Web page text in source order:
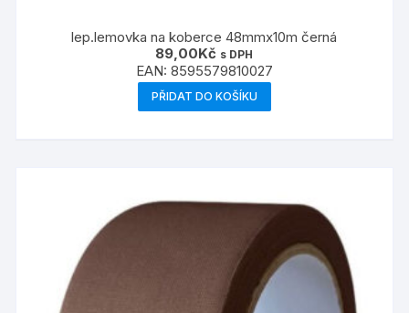
lep.lemovka na koberce 48mmx10m černá
89,00Kč s DPH
EAN: 8595579810027
PŘIDAT DO KOŠÍKU